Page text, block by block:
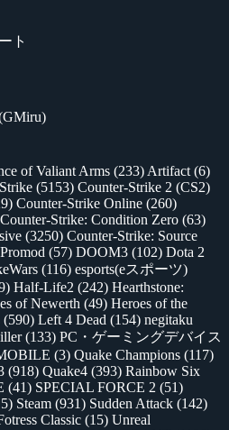
ト
of Valiant Arms (233) Artifact (6)
(5153) Counter-Strike 2 (CS2)
Counter-Strike Online (260)
Counter-Strike: Condition Zero (63)
(3250) Counter-Strike: Source
(57) DOOM3 (102) Dota 2
(116) esports(eスポーツ)
Half-Life2 (242) Hearthstone:
of Newerth (49) Heroes of the
(590) Left 4 Dead (154) negitaku
(133) PC・ゲーミングデバイス
(3) Quake Champions (117)
(918) Quake4 (393) Rainbow Six
(41) SPECIAL FORCE 2 (51)
Steam (931) Sudden Attack (142)
Classic (15) Unreal